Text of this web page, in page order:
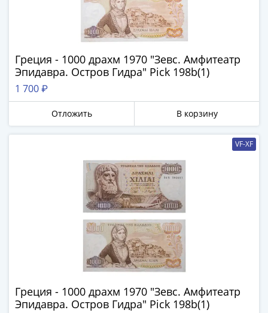
Греция - 1000 драхм 1970 "Зевс. Амфитеатр
Эпидавра. Остров Гидра" Pick 198b(1)
1 700 ₽
Отложить В корзину
VF-XF
Греция - 1000 драхм 1970 "Зевс. Амфитеатр
Эпидавра. Остров Гидра" Pick 198b(1)